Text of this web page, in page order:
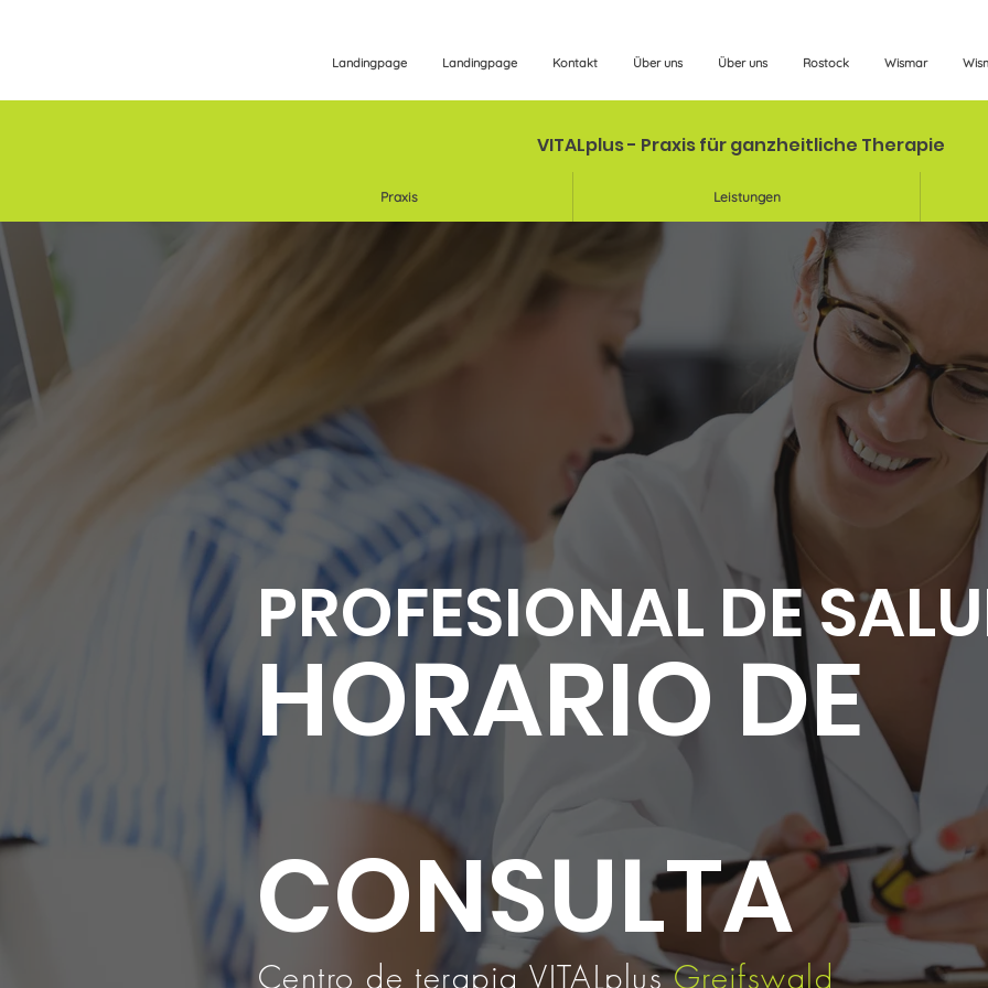
Landingpage Landingpage Kontakt Über uns Über uns Rostock Wismar
VITALplus - Praxis für ganzheitliche Therapie
Praxis Leistungen
HORARIO DE
CONSULTA
Centro de terapia VITALplusGreifswald
PROFESIONAL DE